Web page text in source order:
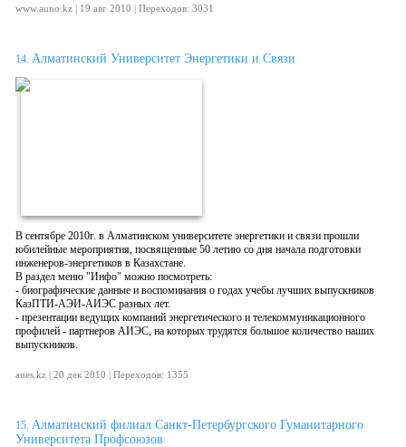
www.auno.kz | 19 авг 2010 | Переходов: 3031
14. Алматинский Университет Энергетики и Связи
В сентябре 2010г. в Алматинском университете энергетики и связи прошли
юбилейные мероприятия, посвященные 50 летию со дня начала подготовки
инженеров-энергетиков в Казахстане.
В раздел меню "Инфо" можно посмотреть:
- биографические данные и воспоминания о годах учебы лучших выпускников
КазПТИ-АЭИ-АИЭС разных лет.
- презентации ведущих компаний энергетического и телекоммуникационного
профилей - партнеров АИЭС, на которых трудятся большое количество наших
выпускников.
aues.kz | 20 дек 2010 | Переходов: 1355
15. Алматинский филиал Санкт-Петербургского Гуманитарного
Университета Профсоюзов